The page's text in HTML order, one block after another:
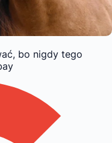
bo nigdy tego